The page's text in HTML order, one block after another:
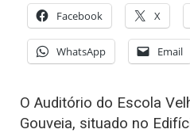
Facebook X
WhatsApp Email
O Auditório do Escola
Gouveia, situado no